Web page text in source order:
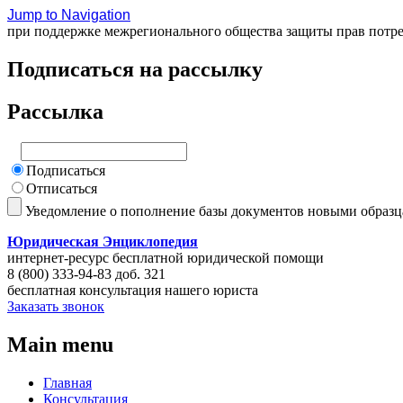
Jump to Navigation
при поддержке межрегионального общества защиты прав
Подписаться на рассылку
Рассылка
Подписаться
Отписаться
Уведомление о пополнение базы документов новыми
Юридическая Энциклопедия
интернет-ресурс бесплатной юридической помощи
8 (800) 333-94-83 доб. 321
бесплатная консультация нашего юриста
Заказать звонок
Main menu
Главная
Консультация